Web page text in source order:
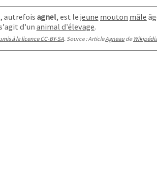
, autrefoisagnel, est lejeune mouton mâle
d'unanimal d'élevage.
à la licence CC-BY-SA. Source : ArticleAgneau de